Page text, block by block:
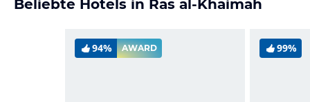
Beliebte Hotels in Ras al-Khaimah
94% AWARD 99%